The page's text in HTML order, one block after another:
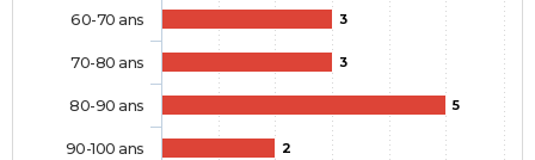
3
3
5
2
60-70 ans
70-80 ans
80-90 ans
90-100 ans